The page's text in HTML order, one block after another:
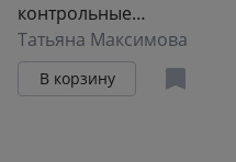
контрольные
работы по
русскому языку. 3
класс
Татьяна Максимова
В корзину